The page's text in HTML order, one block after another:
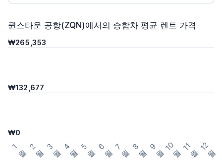
퀸스타운 공항(ZQN)에서의 승합차 평균 렌트 가격
₩265,353
₩132,677
₩0
1
월
2
월
3
월
4
월
5
월
6
월
7
월
8
월
9
월
1
0
월
1
1
월
1
2
월